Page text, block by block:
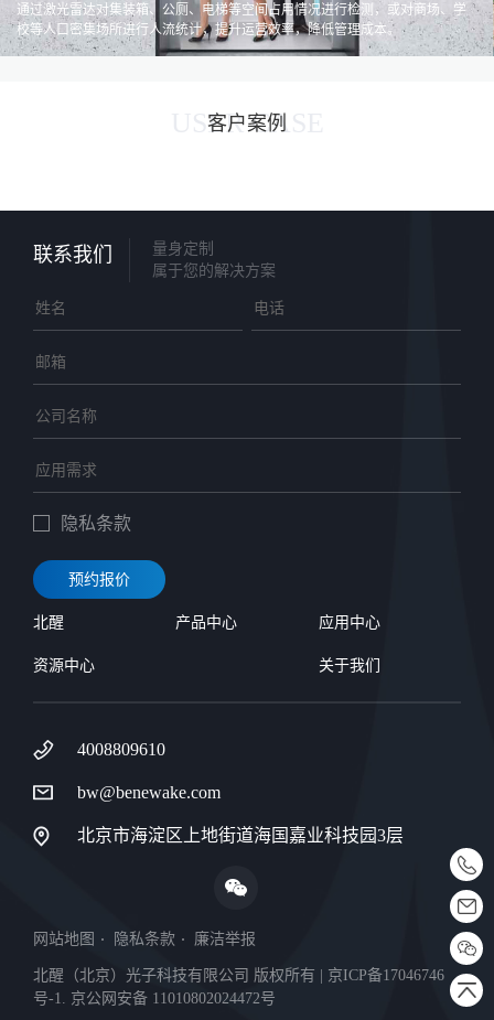
通过激光雷达对集装箱、公厕、电梯等空间占用情况进行检测，或对商场、学
校等人口密集场所进行人流统计，提升运营效率，降低管理成本。
客户案例
USER CASE
北醒 产品中心 应用中心
资源中心 关于我们
4008809610
bw@benewake.com
北京市海淀区上地街道海国嘉业科技园3层
网站地图 隐私条款 廉洁举报
北醒（北京）光子科技有限公司 版权所有 | 京ICP备17046746
号-1. 京公网安备 11010802024472号
联系我们
量身定制
属于您的解决方案
隐私条款
预约报价